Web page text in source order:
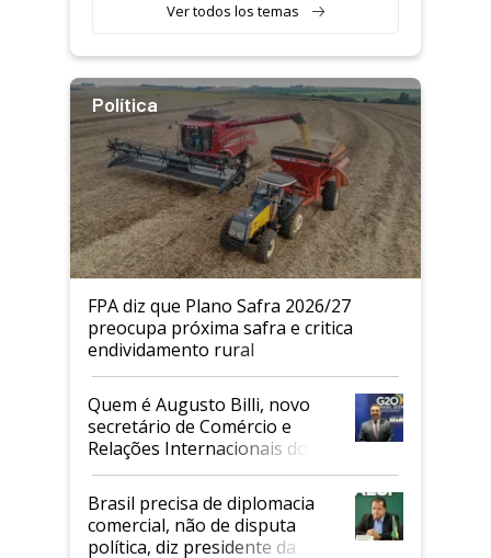
Ver todos los temas
Política
FPA diz que Plano Safra 2026/27
preocupa próxima safra e critica
endividamento rural
Quem é Augusto Billi, novo
secretário de Comércio e
Relações Internacionais do
Mapa
Brasil precisa de diplomacia
comercial, não de disputa
política, diz presidente da